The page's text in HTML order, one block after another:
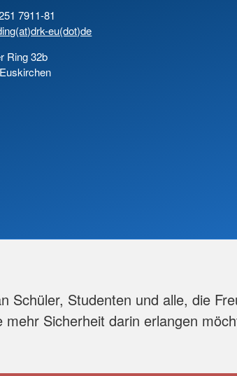
7911-81
eu(dot)de
Ring 32b
Schüler, Studenten und alle, die
Sicherheit darin erlangen